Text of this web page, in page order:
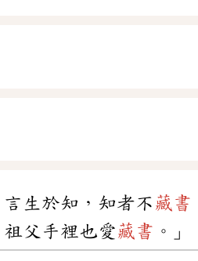
生於知，知者不 藏書
父手裡也愛藏書 。」